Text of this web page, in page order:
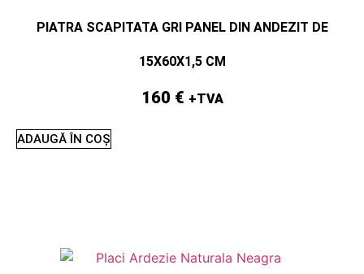
PIATRA SCAPITATA GRI PANEL DIN ANDEZIT DE
15X60X1,5 CM
160 € +TVA
ADAUGĂ ÎN COȘ